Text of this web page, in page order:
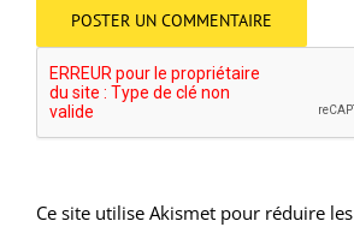
Ce site utilise Akismet pour réduire